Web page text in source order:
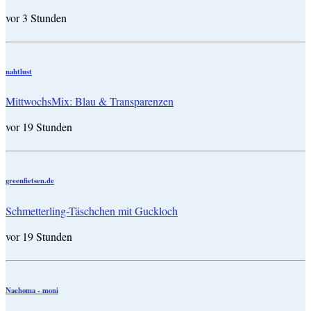
vor 3 Stunden
nahtlust
MittwochsMix: Blau & Transparenzen
vor 19 Stunden
greenfietsen.de
Schmetterling-Täschchen mit Guckloch
vor 19 Stunden
Naehoma - moni